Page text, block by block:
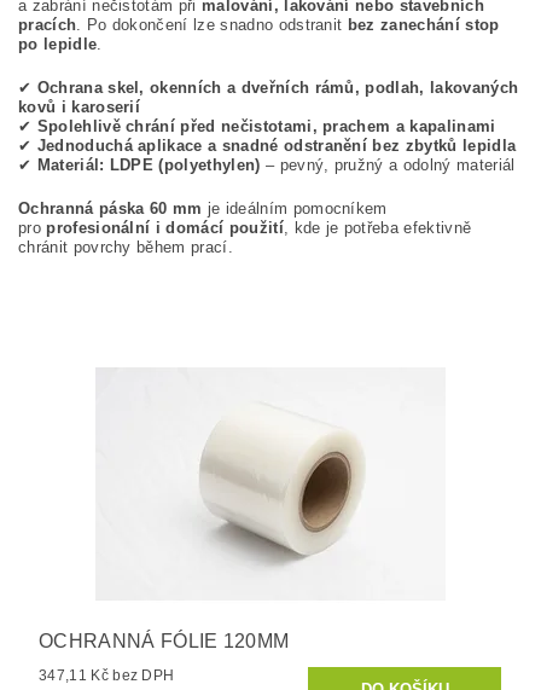
a zabrání nečistotám při malování, lakování nebo stavebních
pracích. Po dokončení lze snadno odstranit bez zanechání stop
po lepidle.
✔ Ochrana skel, okenních a dveřních rámů, podlah, lakovaných
kovů i karoserií
✔ Spolehlivě chrání před nečistotami, prachem a kapalinami
✔ Jednoduchá aplikace a snadné odstranění bez zbytků lepidla
✔ Materiál: LDPE (polyethylen) – pevný, pružný a odolný materiál
Ochranná páska 60 mm je ideálním pomocníkem
pro profesionální i domácí použití, kde je potřeba efektivně
chránit povrchy během prací.
OCHRANNÁ FÓLIE 120MM
347,11 Kč bez DPH